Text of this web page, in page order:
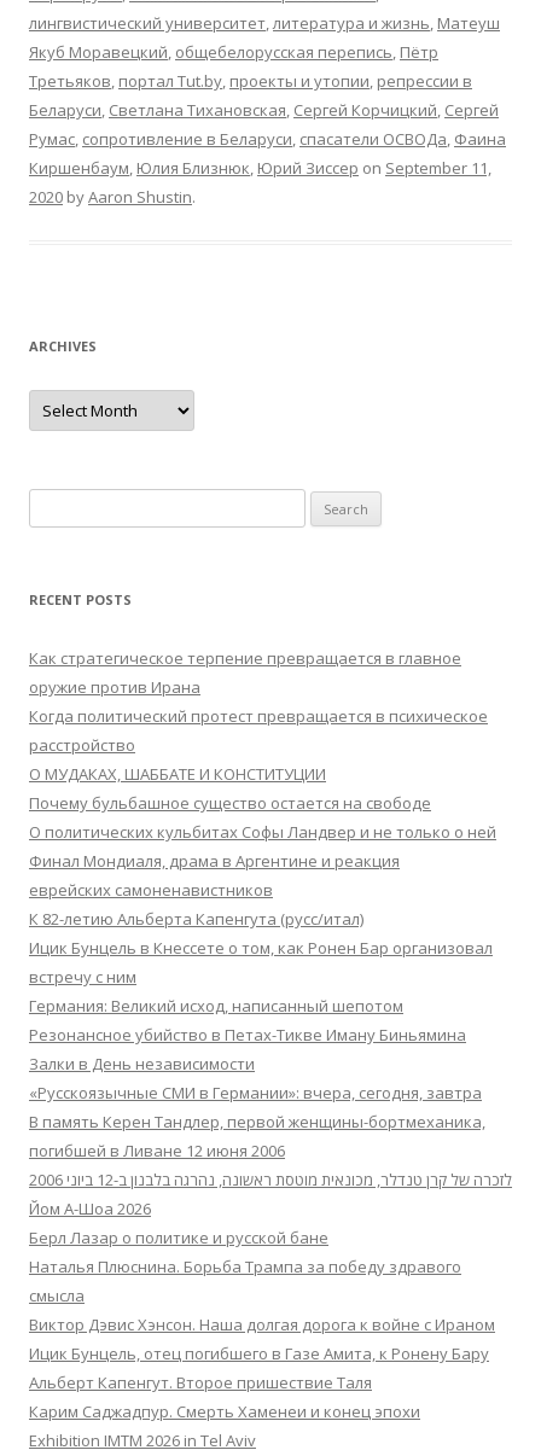
лингвистический университет,литература и жизнь, Матеуш
Якуб Моравецкий, общебелорусская перепись, Пётр
Третьяков, портал Tut.by, проекты и утопии, репрессии в
Беларуси, Светлана Тихановская, Сергей Корчицкий, Сергей
Румас, сопротивление в Беларуси, спасатели ОСВОДа, Фаина
Киршенбаум, Юлия Близнюк, Юрий Зиссер on September 11,
2020 byAaron Shustin.
ARCHIVES
Archives
for:
RECENT POSTS
Как стратегическое терпение превращается в главное
оружие против Ирана
Когда политический протест превращается в психическое
расстройство
О МУДАКАХ, ШАББАТЕ И КОНСТИТУЦИИ
Почему бульбашное существо остается на свободе
О политических кульбитах Софы Ландвер и не только о ней
Финал Мондиаля, драма в Аргентине и реакция
еврейских самоненавистников
К 82-летию Альберта Капенгута (русс/итал)
Ицик Бунцель в Кнессете о том, как Ронен Бар организовал
встречу с ним
Германия: Великий исход, написанный шепотом
Резонансное убийство в Петах-Тикве Иману Биньямина
Залки в День независимости
«Русскоязычные СМИ в Германии»: вчера, сегодня, завтра
В память Керен Тандлер, первой женщины-бортмеханика,
погибшей в Ливане 12 июня 2006
לזכרה של קרן טנדלר, מכונאית מוטסת ראשונה, נהרגה בלבנון ב-12 ביוני 2006
Йом А-Шоа 2026
Берл Лазар о политике и русской бане
Наталья Плюснина. Борьба Трампа за победу здравого
смысла
Виктор Дэвис Хэнсон. Наша долгая дорога к войне с Ираном
Ицик Бунцель, отец погибшего в Газе Амита, к Ронену Бару
Альберт Капенгут. Второе пришествие Таля
Карим Саджадпур. Смерть Хаменеи и конец эпохи
Exhibition IMTM 2026 in Tel Aviv